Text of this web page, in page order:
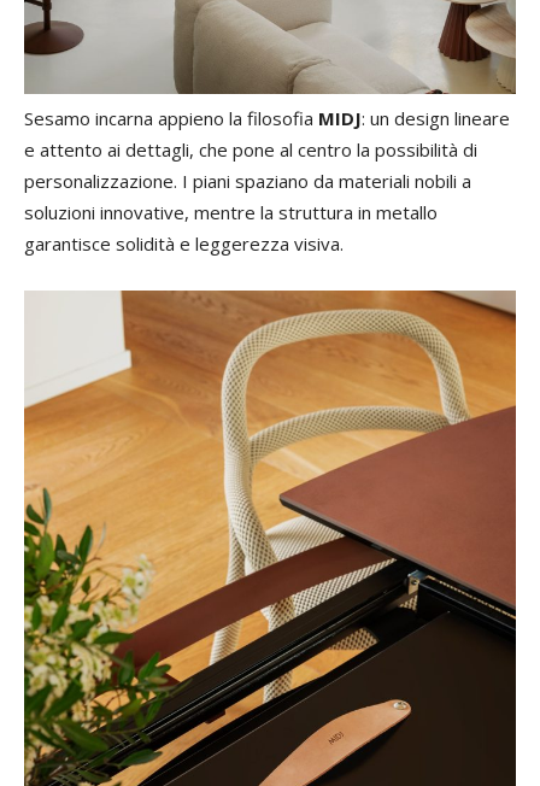
Sesamo incarna appieno la filosofia MIDJ: un design lineare
e attento ai dettagli, che pone al centro la possibilità di
personalizzazione. I piani spaziano da materiali nobili a
soluzioni innovative, mentre la struttura in metallo
garantisce solidità e leggerezza visiva.